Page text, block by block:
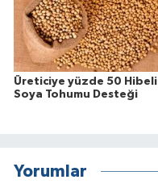
Üreticiye yüzde 50 Hibeli
Soya Tohumu Desteği
Yorumlar